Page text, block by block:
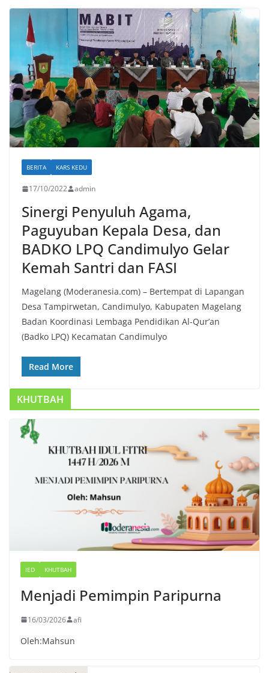
BERITA KARS KEDU
17/10/2022 admin
Sinergi Penyuluh Agama,
Paguyuban Kepala Desa, dan
BADKO LPQ Candimulyo Gelar
Kemah Santri dan FASI
Magelang (Moderanesia.com) – Bertempat di Lapangan
Desa Tampirwetan, Candimulyo, Kabupaten Magelang
Badan Koordinasi Lembaga Pendidikan Al-Qur’an
(Badko LPQ) Kecamatan Candimulyo
Read More
KHUTBAH
IED KHUTBAH
Menjadi Pemimpin Paripurna
16/03/2026 afi
Oleh:Mahsun